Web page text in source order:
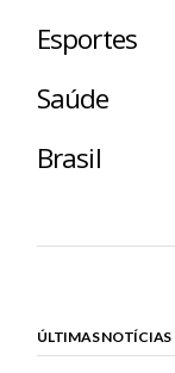
Esportes
Saúde
Brasil
ÚLTIMAS NOTÍCIAS